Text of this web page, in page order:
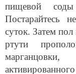
пищевой
Постарайтесь
суток. Затем
ртути